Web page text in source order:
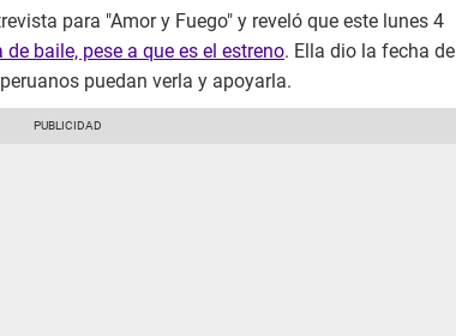
para "Amor y Fuego" y reveló que este lunes 4
baile, pese a que es el estreno. Ella dio la fecha de
puedan verla y apoyarla.